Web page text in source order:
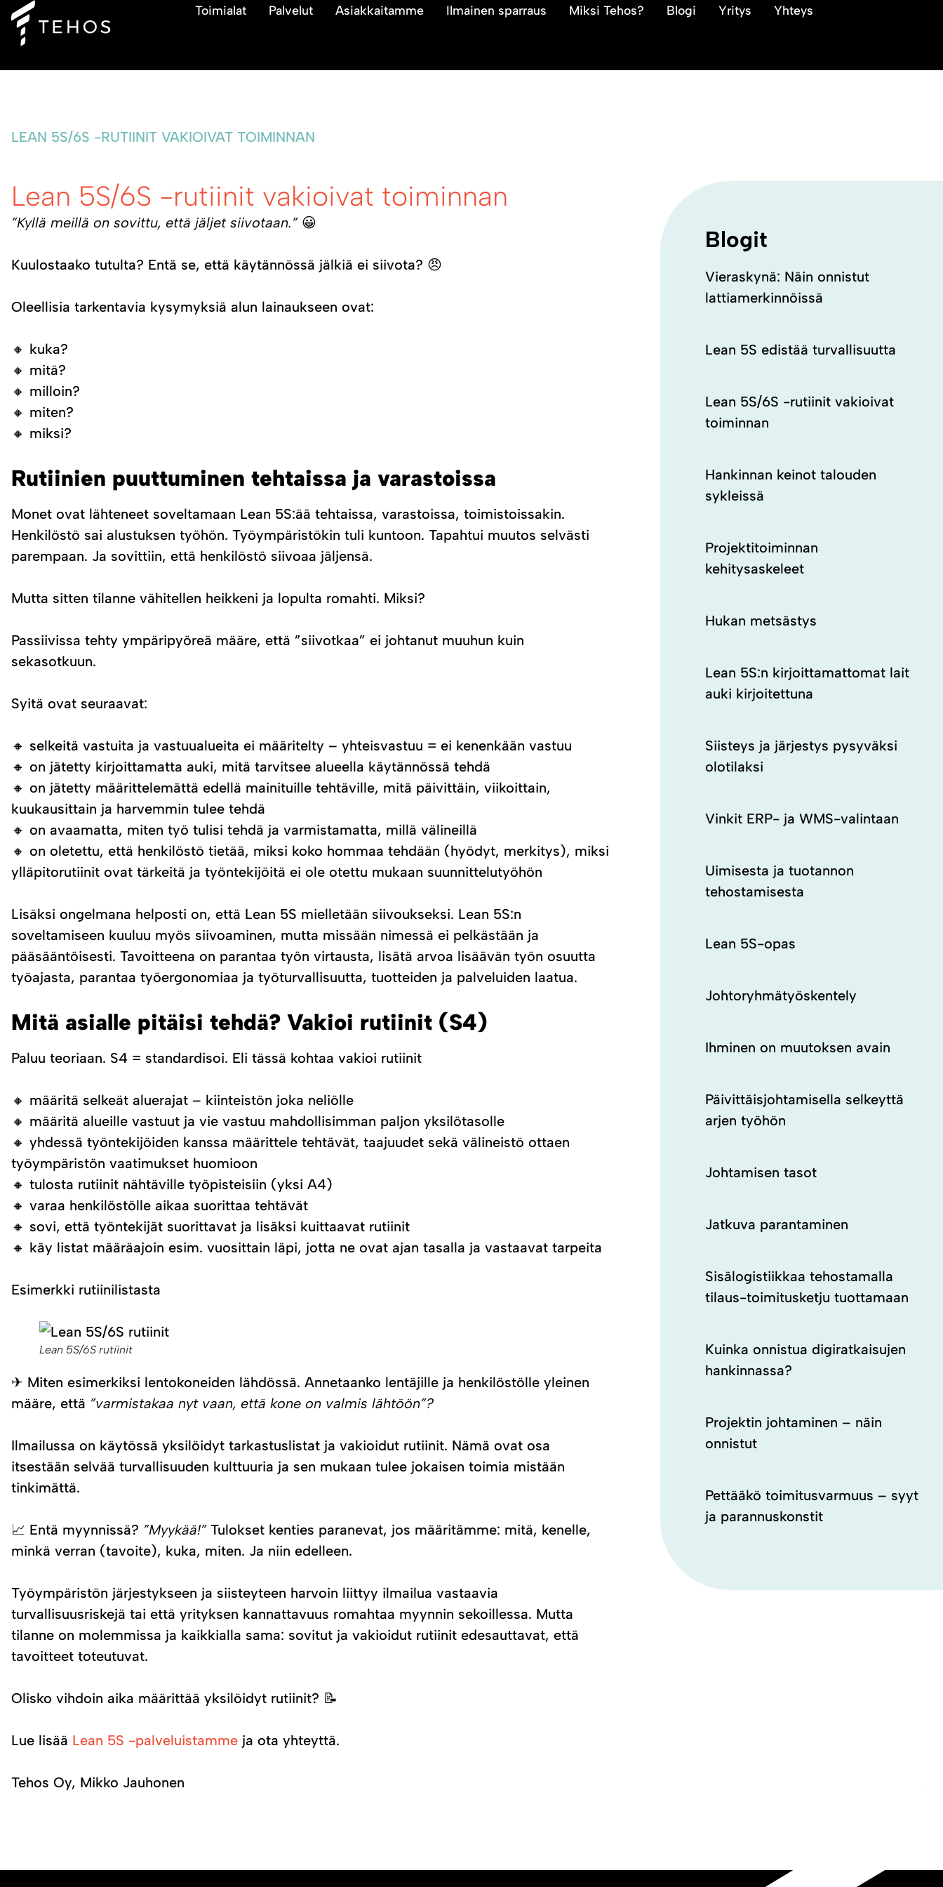
Toimialat Palvelut Asiakkaitamme Ilmainen sparraus Miksi Tehos? Blogi Yritys Yhteys
LEAN 5S/6S -RUTIINIT VAKIOIVAT TOIMINNAN
Lean 5S/6S -rutiinit vakioivat toiminnan
”Kyllä meillä on sovittu, että jäljet siivotaan.”😀
Kuulostaako tutulta? Entä se, että käytännössä jälkiä ei siivota? 😠
Oleellisia tarkentavia kysymyksiä alun lainaukseen ovat:
🔸 kuka?
🔸 mitä?
🔸 milloin?
🔸 miten?
🔸 miksi?
Rutiinien puuttuminen tehtaissa ja varastoissa
Monet ovat lähteneet soveltamaan Lean 5S:ää tehtaissa, varastoissa, toimistoissakin.
Henkilöstö sai alustuksen työhön. Työympäristökin tuli kuntoon. Tapahtui muutos selvästi
parempaan. Ja sovittiin, että henkilöstö siivoaa jäljensä.
Mutta sitten tilanne vähitellen heikkeni ja lopulta romahti. Miksi?
Passiivissa tehty ympäripyöreä määre, että ”siivotkaa” ei johtanut muuhun kuin
sekasotkuun.
Syitä ovat seuraavat:
🔸 selkeitä vastuita ja vastuualueita ei määritelty – yhteisvastuu = ei kenenkään vastuu
🔸 on jätetty kirjoittamatta auki, mitä tarvitsee alueella käytännössä tehdä
🔸 on jätetty määrittelemättä edellä mainituille tehtäville, mitä päivittäin, viikoittain,
kuukausittain ja harvemmin tulee tehdä
🔸 on avaamatta, miten työ tulisi tehdä ja varmistamatta, millä välineillä
🔸 on oletettu, että henkilöstö tietää, miksi koko hommaa tehdään (hyödyt, merkitys), miksi
ylläpitorutiinit ovat tärkeitä ja työntekijöitä ei ole otettu mukaan suunnittelutyöhön
Lisäksi ongelmana helposti on, että Lean 5S mielletään siivoukseksi. Lean 5S:n
soveltamiseen kuuluu myös siivoaminen, mutta missään nimessä ei pelkästään ja
pääsääntöisesti. Tavoitteena on parantaa työn virtausta, lisätä arvoa lisäävän työn osuutta
työajasta, parantaa työergonomiaa ja työturvallisuutta, tuotteiden ja palveluiden laatua.
Mitä asialle pitäisi tehdä? Vakioi rutiinit (S4)
Paluu teoriaan. S4 = standardisoi. Eli tässä kohtaa vakioi rutiinit
🔸 määritä selkeät aluerajat – kiinteistön joka neliölle
🔸 määritä alueille vastuut ja vie vastuu mahdollisimman paljon yksilötasolle
🔸 yhdessä työntekijöiden kanssa määrittele tehtävät, taajuudet sekä välineistö ottaen
työympäristön vaatimukset huomioon
🔸 tulosta rutiinit nähtäville työpisteisiin (yksi A4)
🔸 varaa henkilöstölle aikaa suorittaa tehtävät
🔸 sovi, että työntekijät suorittavat ja lisäksi kuittaavat rutiinit
🔸 käy listat määräajoin esim. vuosittain läpi, jotta ne ovat ajan tasalla ja vastaavat tarpeita
Esimerkki rutiinilistasta
Lean 5S/6S rutiinit
✈ Miten esimerkiksi lentokoneiden lähdössä. Annetaanko lentäjille ja henkilöstölle yleinen
määre, että ”varmistakaa nyt vaan, että kone on valmis lähtöön”?
Ilmailussa on käytössä yksilöidyt tarkastuslistat ja vakioidut rutiinit. Nämä ovat osa
itsestään selvää turvallisuuden kulttuuria ja sen mukaan tulee jokaisen toimia mistään
tinkimättä.
📈 Entä myynnissä? ”Myykää!”Tulokset kenties paranevat, jos määritämme: mitä, kenelle,
minkä verran (tavoite), kuka, miten. Ja niin edelleen.
Työympäristön järjestykseen ja siisteyteen harvoin liittyy ilmailua vastaavia
turvallisuusriskejä tai että yrityksen kannattavuus romahtaa myynnin sekoillessa. Mutta
tilanne on molemmissa ja kaikkialla sama: sovitut ja vakioidut rutiinit edesauttavat, että
tavoitteet toteutuvat.
Olisko vihdoin aika määrittää yksilöidyt rutiinit? 📝
Lue lisää Lean 5S -palveluistamme ja ota yhteyttä.
Tehos Oy, Mikko Jauhonen
Blogit
Vieraskynä: Näin onnistut
lattiamerkinnöissä
Lean 5S edistää turvallisuutta
Lean 5S/6S -rutiinit vakioivat
toiminnan
Hankinnan keinot talouden
sykleissä
Projektitoiminnan
kehitysaskeleet
Hukan metsästys
Lean 5S:n kirjoittamattomat lait
auki kirjoitettuna
Siisteys ja järjestys pysyväksi
olotilaksi
Vinkit ERP- ja WMS-valintaan
Uimisesta ja tuotannon
tehostamisesta
Lean 5S-opas
Johtoryhmätyöskentely
Ihminen on muutoksen avain
Päivittäisjohtamisella selkeyttä
arjen työhön
Johtamisen tasot
Jatkuva parantaminen
Sisälogistiikkaa tehostamalla
tilaus-toimitusketju tuottamaan
Kuinka onnistua digiratkaisujen
hankinnassa?
Projektin johtaminen – näin
onnistut
Pettääkö toimitusvarmuus – syyt
ja parannuskonstit